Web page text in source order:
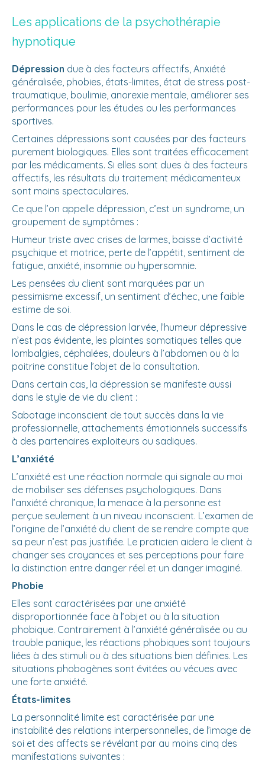
Les applications de la psychothérapie
hypnotique
Dépression due à des facteurs affectifs, Anxiété
généralisée, phobies, états-limites, état de stress post-
traumatique, boulimie, anorexie mentale, améliorer ses
performances pour les études ou les performances
sportives.
Certaines dépressions sont causées par des facteurs
purement biologiques. Elles sont traitées efficacement
par les médicaments. Si elles sont dues à des facteurs
affectifs, les résultats du traitement médicamenteux
sont moins spectaculaires.
Ce que l’on appelle dépression, c’est un syndrome, un
groupement de symptômes :
Humeur triste avec crises de larmes, baisse d’activité
psychique et motrice, perte de l’appétit, sentiment de
fatigue, anxiété, insomnie ou hypersomnie.
Les pensées du client sont marquées par un
pessimisme excessif, un sentiment d’échec, une faible
estime de soi.
Dans le cas de dépression larvée, l’humeur dépressive
n’est pas évidente, les plaintes somatiques telles que
lombalgies, céphalées, douleurs à l’abdomen ou à la
poitrine constitue l’objet de la consultation.
Dans certain cas, la dépression se manifeste aussi
dans le style de vie du client :
Sabotage inconscient de tout succès dans la vie
professionnelle, attachements émotionnels successifs
à des partenaires exploiteurs ou sadiques.
L’anxiété
L’anxiété est une réaction normale qui signale au moi
de mobiliser ses défenses psychologiques. Dans
l’anxiété chronique, la menace à la personne est
perçue seulement à un niveau inconscient. L’examen de
l’origine de l’anxiété du client de se rendre compte que
sa peur n’est pas justifiée. Le praticien aidera le client à
changer ses croyances et ses perceptions pour faire
la distinction entre danger réel et un danger imaginé.
Phobie
Elles sont caractérisées par une anxiété
disproportionnée face à l’objet ou à la situation
phobique. Contrairement à l’anxiété généralisée ou au
trouble panique, les réactions phobiques sont toujours
liées à des stimuli ou à des situations bien définies. Les
situations phobogènes sont évitées ou vécues avec
une forte anxiété.
États-limites
La personnalité limite est caractérisée par une
instabilité des relations interpersonnelles, de l’image de
soi et des affects se révélant par au moins cinq des
manifestations suivantes :